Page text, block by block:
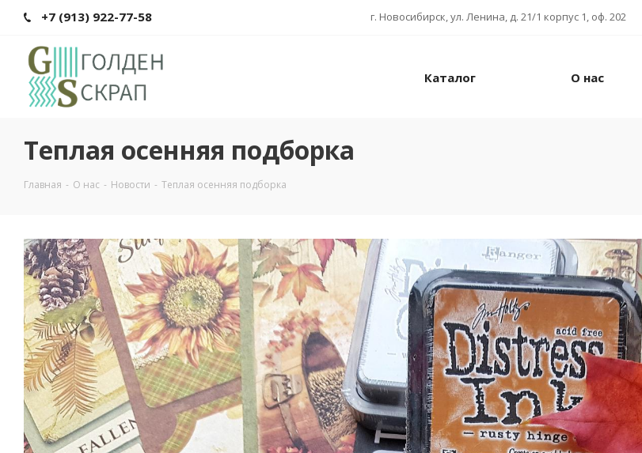
+7 (913) 922-77-58 г. Новосибирск, ул. Ленина, д. 21/1 корпус 1, оф. 202
Каталог О нас
Теплая осенняя подборка
Главная - О нас - Новости - Теплая осенняя подборка